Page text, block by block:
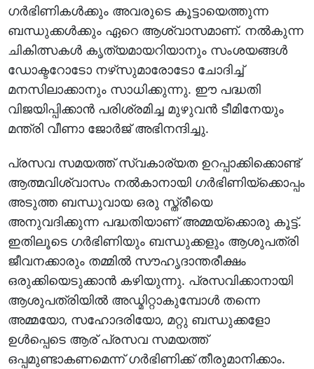
ഗര്‍ഭിണികള്‍ക്കും അവരുടെ കൂട്ടായെത്തുന്ന
ബന്ധുക്കള്‍ക്കും ഏറെ ആശ്വാസമാണ്. നല്‍കുന്ന
ചികിത്സകള്‍ കൃത്യമായറിയാനും സംശയങ്ങള്‍
ഡോക്ടറോടോ നഴ്‌സുമാരോടോ ചോദിച്ച്
മനസിലാക്കാനും സാധിക്കുന്നു. ഈ പദ്ധതി
വിജയിപ്പിക്കാന്‍ പരിശ്രമിച്ച മുഴുവന്‍ ടീമിനേയും
മന്ത്രി വീണാ ജോര്‍ജ് അഭിനന്ദിച്ചു.
പ്രസവ സമയത്ത് സ്വകാര്യത ഉറപ്പാക്കിക്കൊണ്ട്
ആത്മവിശ്വാസം നല്‍കാനായി ഗര്‍ഭിണിയ്‌ക്കൊപ്പം
അടുത്ത ബന്ധുവായ ഒരു സ്ത്രീയെ
അനുവദിക്കുന്ന പദ്ധതിയാണ് അമ്മയ്‌ക്കൊരു കൂട്ട്.
ഇതിലൂടെ ഗര്‍ഭിണിയും ബന്ധുക്കളും ആശുപത്രി
ജീവനക്കാരും തമ്മില്‍ സൗഹൃദാന്തരീക്ഷം
ഒരുക്കിയെടുക്കാന്‍ കഴിയുന്നു. പ്രസവിക്കാനായി
ആശുപത്രിയില്‍ അഡ്മിറ്റാകുമ്പോള്‍ തന്നെ
അമ്മയോ, സഹോദരിയോ, മറ്റു ബന്ധുക്കളോ
ഉള്‍പ്പെടെ ആര് പ്രസവ സമയത്ത്
ഒപ്പമുണ്ടാകണമെന്ന് ഗര്‍ഭിണിക്ക് തീരുമാനിക്കാം.